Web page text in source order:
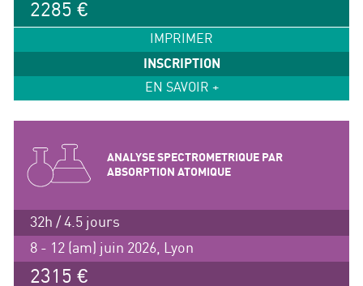
2285 €
IMPRIMER
INSCRIPTION
EN SAVOIR +
ANALYSE SPECTROMETRIQUE PAR
ABSORPTION ATOMIQUE
32h / 4.5 jours
8 - 12 (am) juin 2026, Lyon
2315 €